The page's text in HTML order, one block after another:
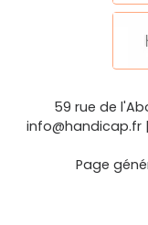
59 rue de
info@handicap.fr |
Page